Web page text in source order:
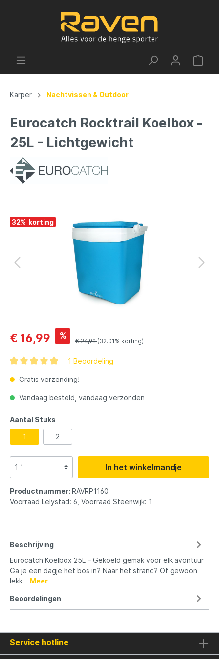
Karper Nachtvissen & Outdoor
Eurocatch Rocktrail Koelbox -
25L - Lichtgewicht
32%
€ 16,99 %
€ 24,99(32.01% korting)
1 Beoordeling
Gratis verzending!
Vandaag besteld, vandaag verzonden
Aantal Stuks
1 2
In het winkelmandje
Productnummer: RAVRP1160
Voorraad Lelystad: 6, Voorraad Steenwijk: 1
Beschrijving
Eurocatch Koelbox 25L – Gekoeld gemak voor elk avontuur
Ga je een dagje het bos in? Naar het strand? Of gewoon
lekk… Meer
Beoordelingen
Service hotline